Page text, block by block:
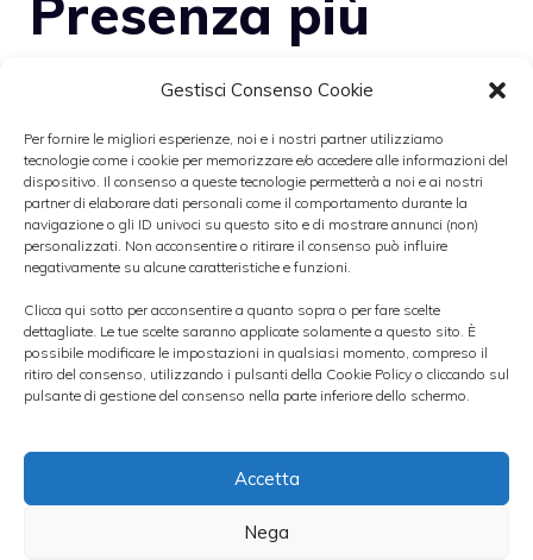
Gestisci Consenso Cookie
Per fornire le migliori esperienze, noi e i nostri partner utilizziamo
tecnologie come i cookie per memorizzare e/o accedere alle informazioni del
dispositivo. Il consenso a queste tecnologie permetterà a noi e ai nostri
partner di elaborare dati personali come il comportamento durante la
navigazione o gli ID univoci su questo sito e di mostrare annunci (non)
personalizzati. Non acconsentire o ritirare il consenso può influire
negativamente su alcune caratteristiche e funzioni.
Clicca qui sotto per acconsentire a quanto sopra o per fare scelte
dettagliate. Le tue scelte saranno applicate solamente a questo sito. È
possibile modificare le impostazioni in qualsiasi momento, compreso il
ritiro del consenso, utilizzando i pulsanti della Cookie Policy o cliccando sul
pulsante di gestione del consenso nella parte inferiore dello schermo.
Accetta
Nega
Presenza più
capillare per
entrambe